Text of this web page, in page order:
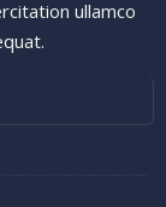
ullamco